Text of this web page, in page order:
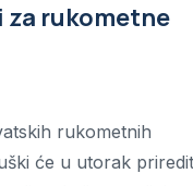
za rukometne
rukometnih
će u utorak